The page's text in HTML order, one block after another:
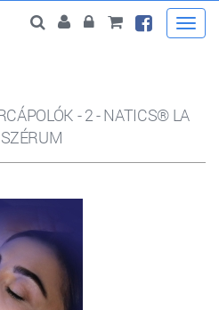
- 2 - NATICS® LA